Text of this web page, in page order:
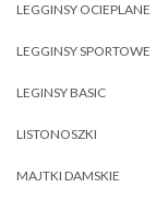
LEGGINSY OCIEPLANE
LEGGINSY SPORTOWE
LEGINSY BASIC
LISTONOSZKI
MAJTKI DAMSKIE